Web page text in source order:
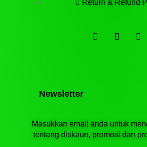
Return & Refund
F
a
T
e
T
i
Newsletter
Masukkan email anda untuk
tentang diskaun, promosi dan